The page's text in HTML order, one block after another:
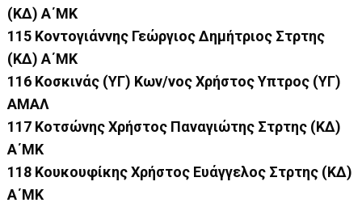
(ΚΔ) Α΄ΜΚ
115 Κοντογιάννης Γεώργιος Δημήτριος Στρτης
(ΚΔ) Α΄ΜΚ
116 Κοσκινάς (ΥΓ) Κων/νος Χρήστος Υπτρος (ΥΓ)
ΑΜΑΛ
117 Κοτσώνης Χρήστος Παναγιώτης Στρτης (ΚΔ)
Α΄ΜΚ
118 Κουκουφίκης Χρήστος Ευάγγελος Στρτης (ΚΔ)
Α΄ΜΚ